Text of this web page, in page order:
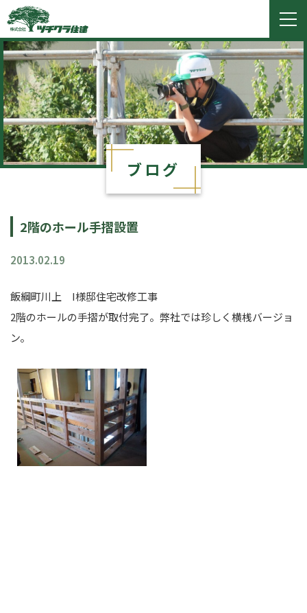
ブログ
2階のホール手摺設置
2013.02.19
飯綱町川上 I様邸住宅改修工事
2階のホールの手摺が取付完了。弊社では珍しく横桟バージョ
ン。